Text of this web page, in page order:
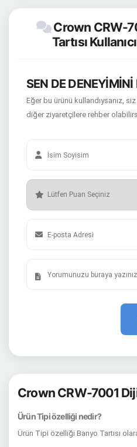
Crown CRW-
Tartısı
SEN DE DENEYİMİNİ
Eğer bu ürünü kullandıysanız,
diğer ziyaretçilere rehber
Crown CRW-7001
Ürün Tipi özelliği nedir?
Ürün Tipi özelliği Banyo Tartısı